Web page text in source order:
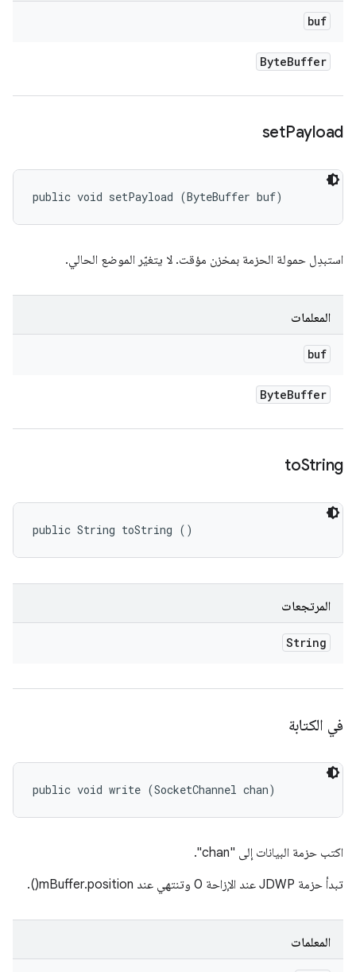
buf
ByteBuffer
setPayload
public void setPayload (ByteBuffer buf)
استبدِل حمولة الحزمة بمخزن مؤقت. لا يتغيّر الموضع الحالي.
المعلمات
buf
ByteBuffer
toString
public String toString ()
المرتجعات
String
في الكتابة
public void write (SocketChannel chan)
اكتب حزمة البيانات إلى "chan".
تبدأ حزمة JDWP عند الإزاحة 0 وتنتهي عند mBuffer.position().
المعلمات